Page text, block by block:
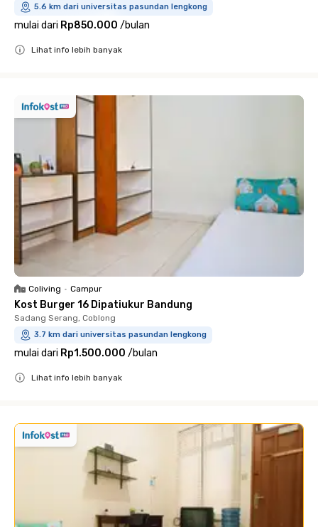
5.6 km dari universitas pasundan lengkong
mulai dari Rp850.000 /bulan
Lihat info lebih banyak
Coliving • Campur
Kost Burger 16 Dipatiukur Bandung
Sadang Serang, Coblong
3.7 km dari universitas pasundan lengkong
mulai dari Rp1.500.000 /bulan
Lihat info lebih banyak